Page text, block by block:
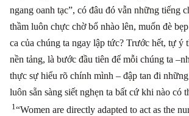
ngang oanh tạc”, có đâu đó vẫn những tiếng
thầm luôn chực chờ bổ nhào lên, muốn đè
ca của chúng ta ngay lập tức? Trước hết, tự ý
nền tảng, là bước đầu tiên để mỗi chúng ta
thực sự hiểu rõ chính mình – đập tan đi
luôn sẵn sàng siết nghẹn ta bất cứ khi nào có
1“Women are directly adapted to act as the